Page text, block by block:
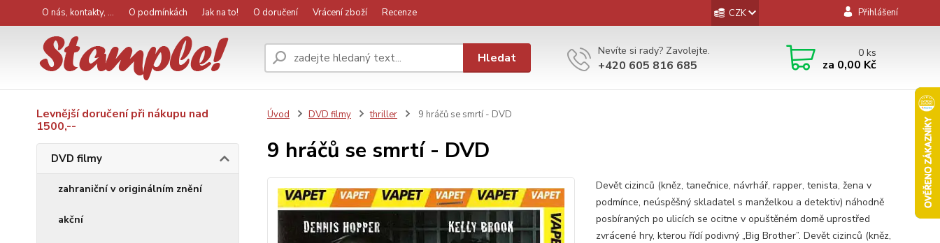
O nás, kontakty, ... O podmínkách Jak na to! O doručení Vrácení zboží Recenze CZK Přihlášení
Hledat Nevíte si rady? Zavolejte.
+420 605 816 685
0ks
za 0,00 Kč
Levnější doručení při nákupu nad
1500,--
DVD filmy
zahraniční v originálním znění
akční
Úvod DVD filmy thriller 9 hráčů se smrtí - DVD
9 hráčů se smrtí - DVD
Devět cizinců (kněz, tanečnice, návrhář, rapper, tenista, žena v
podmínce, neúspěšný skladatel s manželkou a detektiv) náhodně
posbíraných po ulicích se ocitne v opuštěném domě uprostřed
zvrácené hry, kterou řídí podivný „Big Brother”. Devět cizinců (kněz,